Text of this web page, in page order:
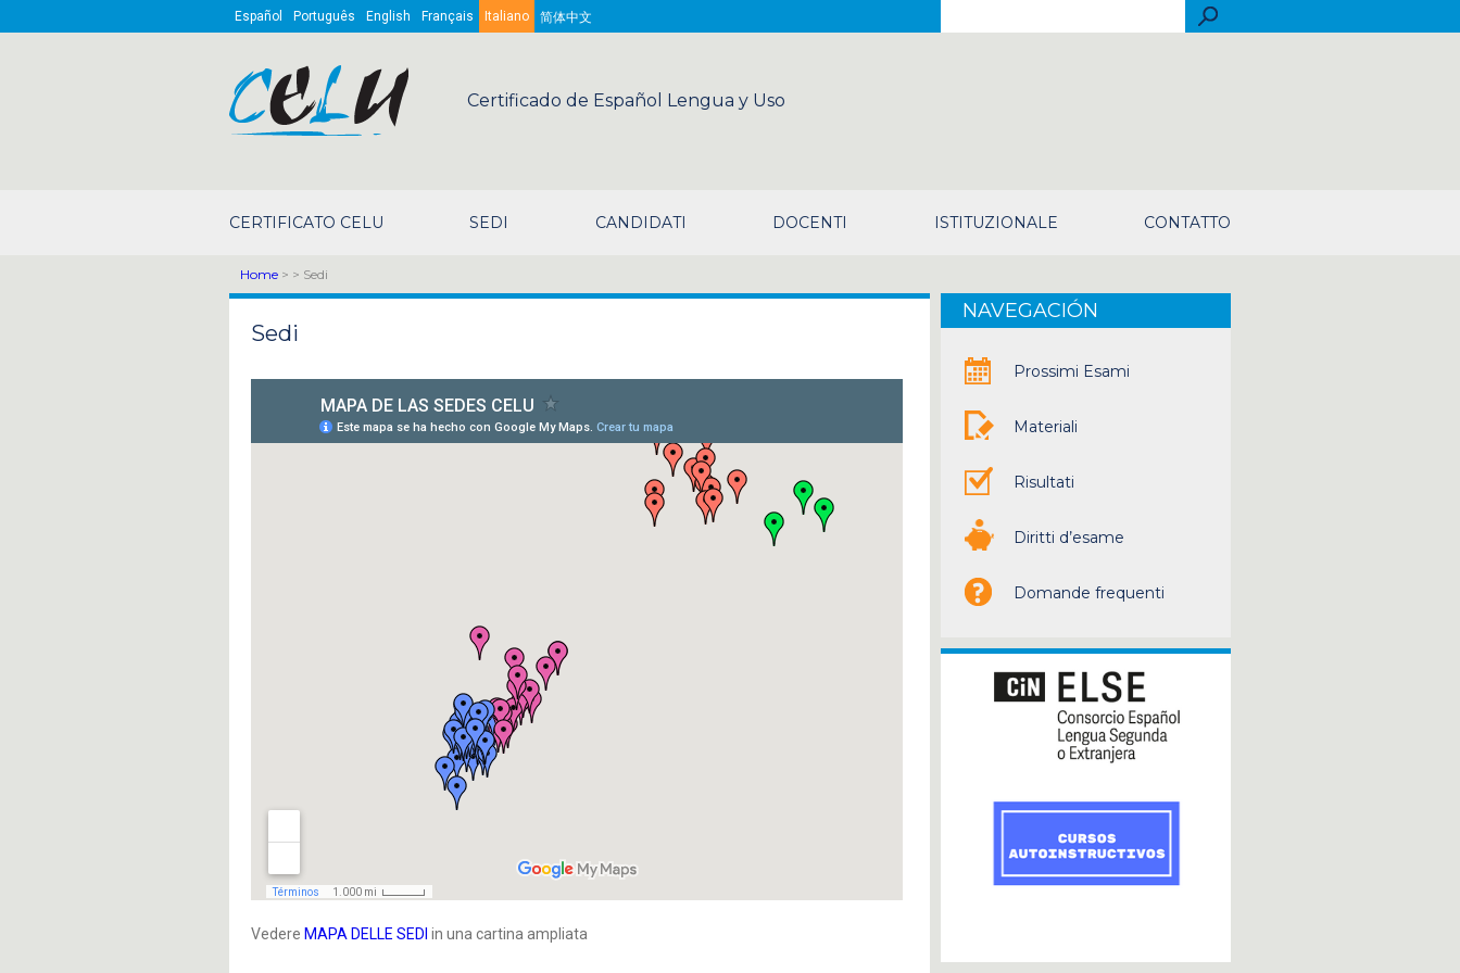
Español Português English Français Italiano 简体中文
Certificado de Español Lengua y Uso
CERTIFICATO CELU SEDI CANDIDATI DOCENTI ISTITUZIONALE CONTATTO
Home > > Sedi
Sedi
Vedere MAPA DELLE SEDI in una cartina ampliata
NAVEGACIÓN
Prossimi Esami
Materiali
Risultati
Diritti d’esame
Domande frequenti